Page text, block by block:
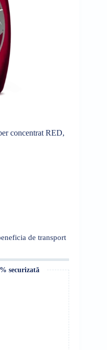
concentrat RED,
de transport
securizată